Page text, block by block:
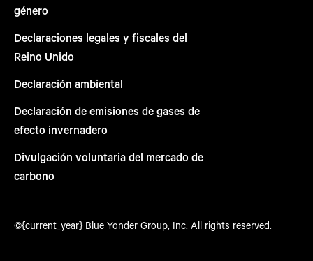
género
Declaraciones legales y fiscales del
Reino Unido
Declaración ambiental
Declaración de emisiones de gases de
efecto invernadero
Divulgación voluntaria del mercado de
carbono
©{current_year} Blue Yonder Group, Inc. All rights reserved.